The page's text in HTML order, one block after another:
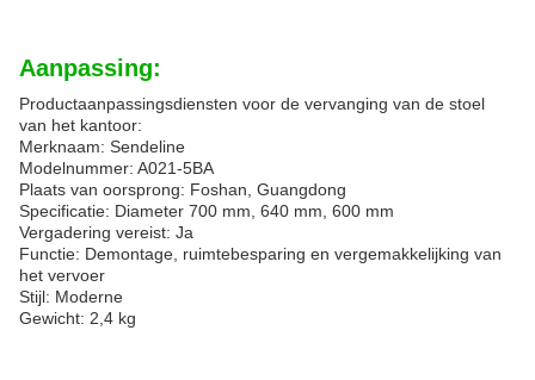
Aanpassing:
Productaanpassingsdiensten voor de vervanging van de stoel
van het kantoor:
Merknaam: Sendeline
Modelnummer: A021-5BA
Plaats van oorsprong: Foshan, Guangdong
Specificatie: Diameter 700 mm, 640 mm, 600 mm
Vergadering vereist: Ja
Functie: Demontage, ruimtebesparing en vergemakkelijking van
het vervoer
Stijl: Moderne
Gewicht: 2,4 kg